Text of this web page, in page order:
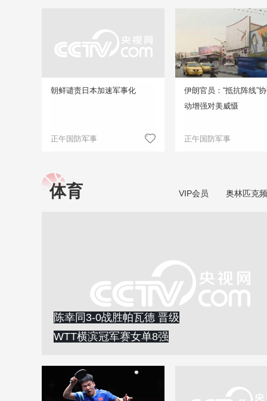
朝鲜谴责日本加速军事化
正午国防军事
伊朗官员：“抵抗阵线”
动增强对美威慑
正午国防军事
体育 VIP会员 奥林匹克
陈幸同3-0战胜帕瓦德 晋级
WTT横滨冠军赛女单8强